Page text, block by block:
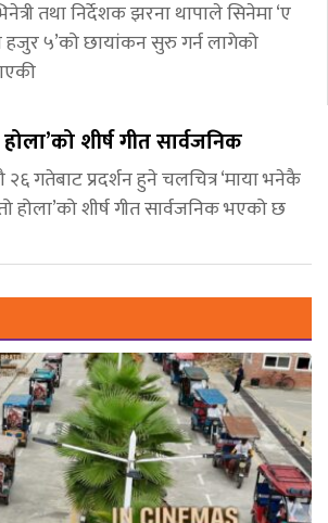
तथा निर्देशक झरना थापाले सिनेमा ‘ए
हजुर ५’को छायांकन सुरु गर्न लागेको
शीर्ष गीत सार्वजनिक
२६ गतेबाट प्रदर्शन हुने चलचित्र ‘माया भनेकै
होला’को शीर्ष गीत सार्वजनिक भएको छ